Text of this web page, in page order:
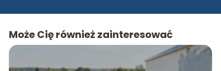
Może Cię również zainteresować